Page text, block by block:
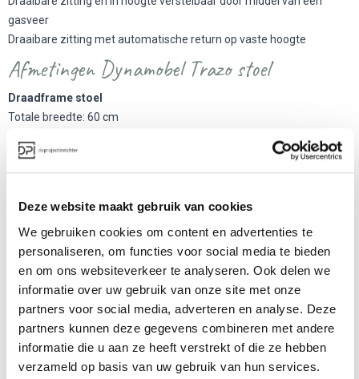
Deze website maakt gebruik van cookies
We gebruiken cookies om content en advertenties te
personaliseren, om functies voor social media te bieden
en om ons websiteverkeer te analyseren. Ook delen we
informatie over uw gebruik van onze site met onze
partners voor social media, adverteren en analyse. Deze
partners kunnen deze gegevens combineren met andere
informatie die u aan ze heeft verstrekt of die ze hebben
verzameld op basis van uw gebruik van hun services.
gasveer
Draaibare zitting met automatische return op vaste hoogte
Afmetingen Dynamobel Trazo stoel
Draadframe stoel
Totale breedte: 60 cm
Hoogte: 80 cm
Zithoogte: 43 cm
Totale breedte: 60 cm
Totale diepte: 53 cm
Hoogte: 78 – 87 cm
Zithoogte: 43 – 52 cm
Vergaderstoel met wielen
Breedte: 84 cm
Diepte: 84 cm
Hoogte: 112 cm